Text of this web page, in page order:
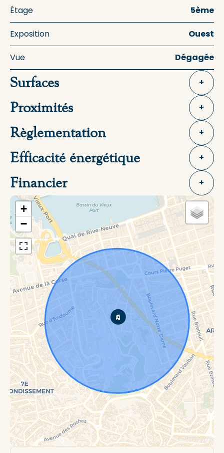
Étage 5ème
Exposition Ouest
Vue Dégagée
Surfaces +
Proximités +
Règlementation +
Efficacité énergétique +
Financier +
+
−